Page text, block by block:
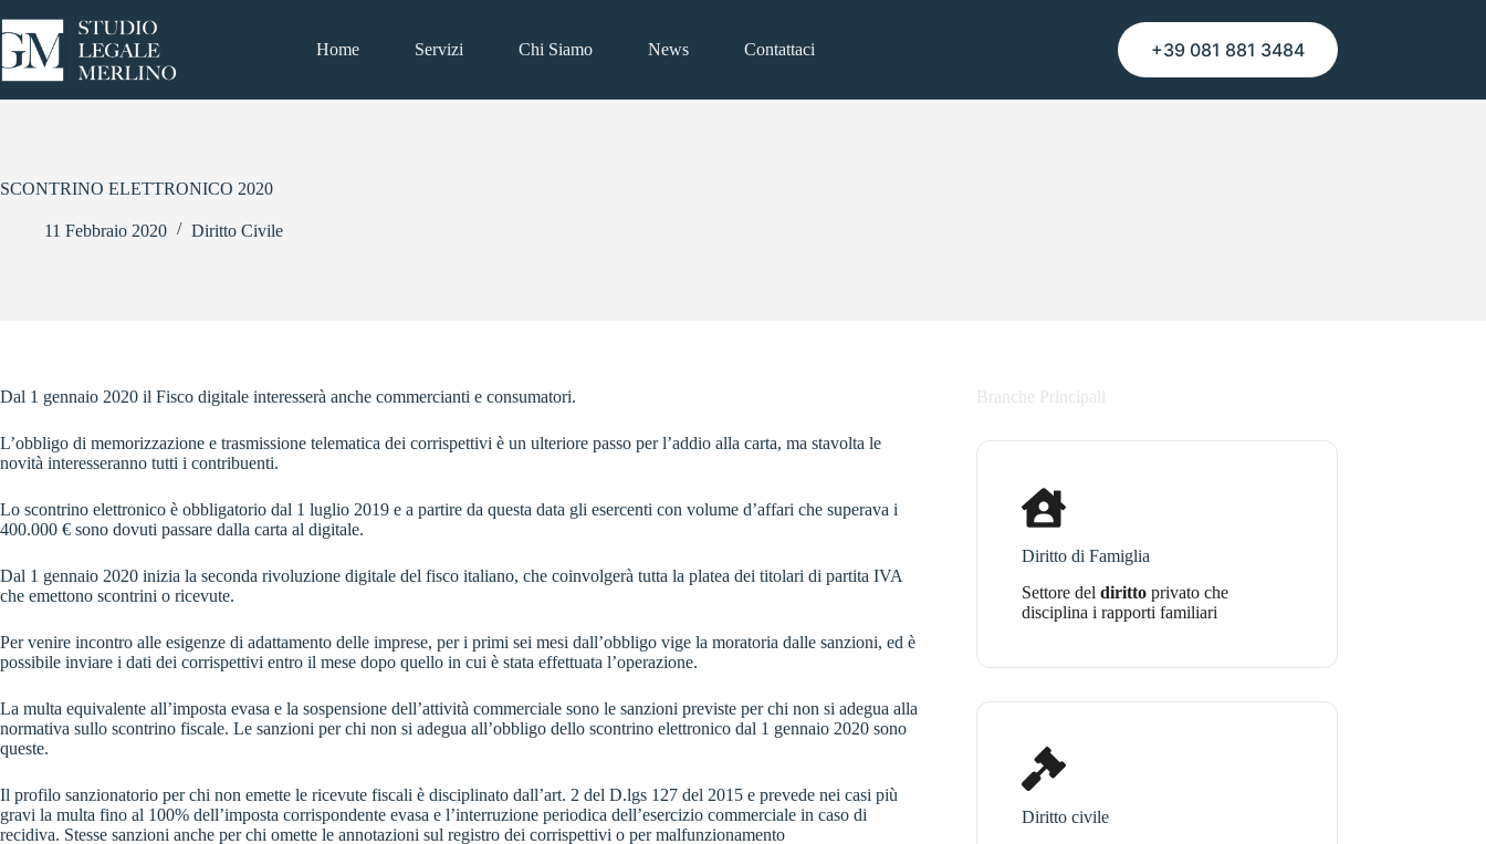
al
contenuto
Home Servizi Chi Siamo News Contattaci +39 081 881 3484
SCONTRINO ELETTRONICO 2020
11 Febbraio 2020 Diritto Civile
Dal 1 gennaio 2020 il Fisco digitale interesserà anche commercianti e consumatori.
L’obbligo di memorizzazione e trasmissione telematica dei corrispettivi è un ulteriore passo per l’addio alla carta, ma stavolta le
novità interesseranno tutti i contribuenti.
Lo scontrino elettronico è obbligatorio dal 1 luglio 2019 e a partire da questa data gli esercenti con volume d’affari che superava i
400.000 € sono dovuti passare dalla carta al digitale.
Dal 1 gennaio 2020 inizia la seconda rivoluzione digitale del fisco italiano, che coinvolgerà tutta la platea dei titolari di partita IVA
che emettono scontrini o ricevute.
Per venire incontro alle esigenze di adattamento delle imprese, per i primi sei mesi dall’obbligo vige la moratoria dalle sanzioni, ed è
possibile inviare i dati dei corrispettivi entro il mese dopo quello in cui è stata effettuata l’operazione.
La multa equivalente all’imposta evasa e la sospensione dell’attività commerciale sono le sanzioni previste per chi non si adegua alla
normativa sullo scontrino fiscale. Le sanzioni per chi non si adegua all’obbligo dello scontrino elettronico dal 1 gennaio 2020 sono
queste.
Il profilo sanzionatorio per chi non emette le ricevute fiscali è disciplinato dall’art. 2 del D.lgs 127 del 2015 e prevede nei casi più
gravi la multa fino al 100% dell’imposta corrispondente evasa e l’interruzione periodica dell’esercizio commerciale in caso di
recidiva. Stesse sanzioni anche per chi omette le annotazioni sul registro dei corrispettivi o per malfunzionamento
Branche Principali
Diritto di Famiglia
Settore deldiritto privato che
disciplina i rapporti familiari
Diritto civile